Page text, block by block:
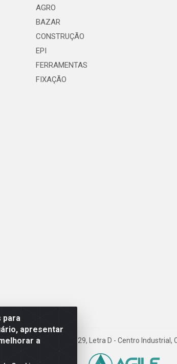
para
apresentar
a
AGRO
BAZAR
CONSTRUÇÃO
EPI
FERRAMENTAS
FIXAÇÃO
Progresso, 1829, Letra D - Centro